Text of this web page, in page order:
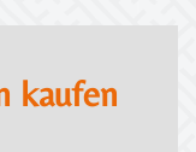
kaufen